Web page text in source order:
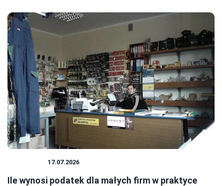
17.07.2026
Ile wynosi podatek dla małych firm w praktyce